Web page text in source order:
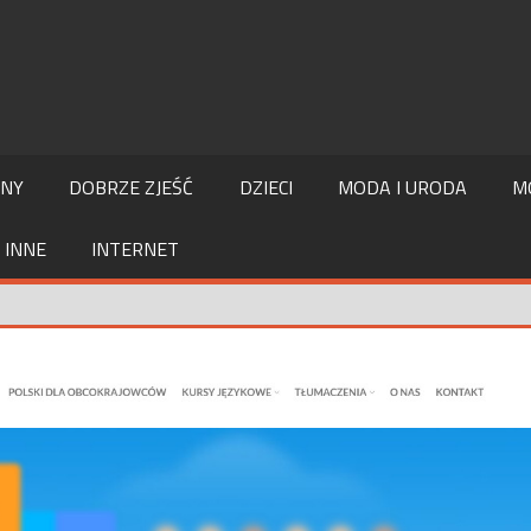
DOBRZE ZJEŚĆ DZIECI MODA I URODA
INNE INTERNET